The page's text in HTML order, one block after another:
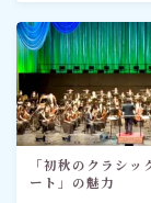
おすすめ記事
「初秋のクラシッ
ート」の魅力